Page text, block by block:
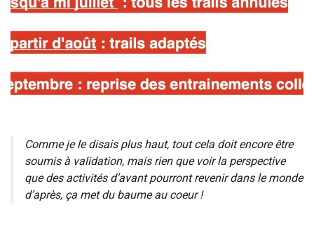
Comme je le disais plus haut, tout cela doit encore être
soumis à validation, mais rien que voir la perspective
que des activités d’avant pourront revenir dans le monde
d’après, ça met du baume au coeur !